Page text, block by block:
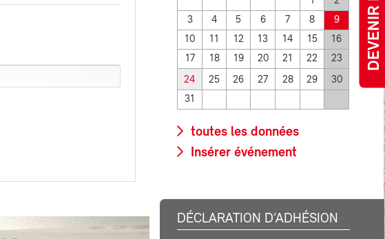
3
4 5 6 7 8
9
10
11 12 13 14 15
16
17
18 19 20 21 22 23
24 25 26 27 28 29
30
31
toutes les données
Insérer événement
DÉCLARATION D’ADHÉSION